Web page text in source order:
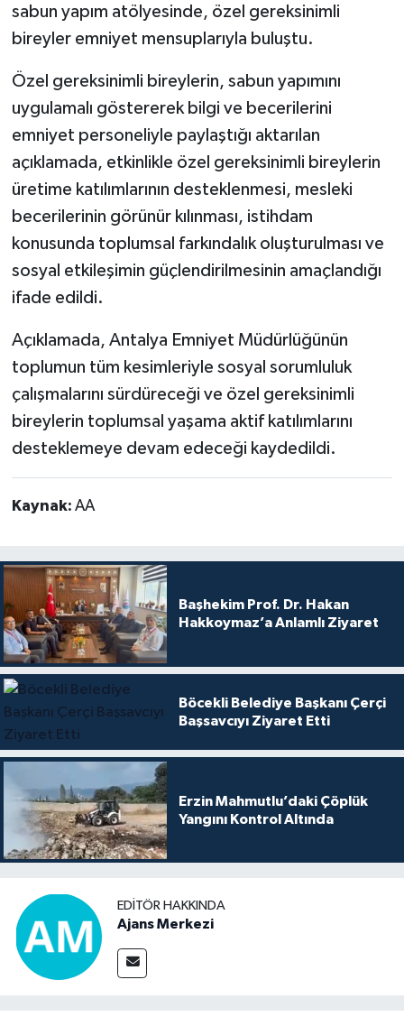
sabun yapım atölyesinde, özel gereksinimli
bireyler emniyet mensuplarıyla buluştu.
Özel gereksinimli bireylerin, sabun yapımını
uygulamalı göstererek bilgi ve becerilerini
emniyet personeliyle paylaştığı aktarılan
açıklamada, etkinlikle özel gereksinimli bireylerin
üretime katılımlarının desteklenmesi, mesleki
becerilerinin görünür kılınması, istihdam
konusunda toplumsal farkındalık oluşturulması ve
sosyal etkileşimin güçlendirilmesinin amaçlandığı
ifade edildi.
Açıklamada, Antalya Emniyet Müdürlüğünün
toplumun tüm kesimleriyle sosyal sorumluluk
çalışmalarını sürdüreceği ve özel gereksinimli
bireylerin toplumsal yaşama aktif katılımlarını
desteklemeye devam edeceği kaydedildi.
Kaynak: AA
Başhekim Prof. Dr. Hakan
Hakkoymaz’a Anlamlı Ziyaret
Böcekli Belediye Başkanı Çerçi
Başsavcıyı Ziyaret Etti
Erzin Mahmutlu’daki Çöplük
Yangını Kontrol Altında
EDITÖR HAKKINDA
Ajans Merkezi